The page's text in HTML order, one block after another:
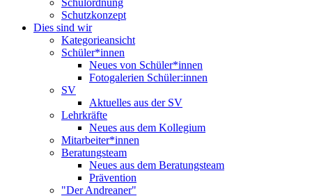
Schulordnung
Schutzkonzept
Dies sind wir
Kategorieansicht
Schüler*innen
Neues von Schüler*innen
Fotogalerien Schüler:innen
SV
Aktuelles aus der SV
Lehrkräfte
Neues aus dem Kollegium
Mitarbeiter*innen
Beratungsteam
Neues aus dem Beratungsteam
Prävention
"Der Andreaner"